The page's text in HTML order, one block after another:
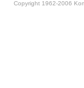
Copyright 1962-2006